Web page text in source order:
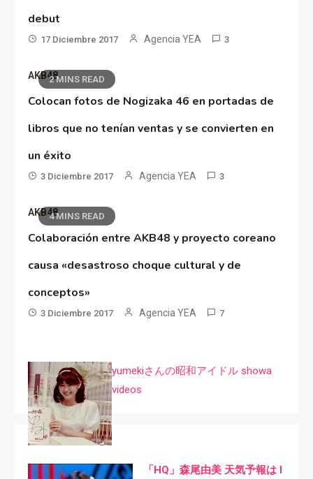
debut
17 Diciembre 2017 Agencia YEA 3
2 MINS READ
AKB48
Colocan fotos de Nogizaka 46 en portadas de
libros que no tenían ventas y se convierten en
un éxito
3 Diciembre 2017 Agencia YEA 3
4 MINS READ
AKB48
Colaboración entre AKB48 y proyecto coreano
causa «desastroso choque cultural y de
conceptos»
3 Diciembre 2017 Agencia YEA 7
yumekiさんの昭和アイドル showa
videos
「HQ」森尾由美 天気予報は I